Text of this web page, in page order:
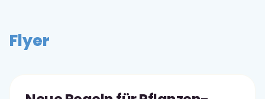
Flyer